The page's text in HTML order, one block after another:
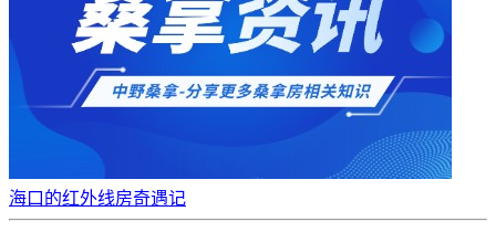
海口的红外线房奇遇记